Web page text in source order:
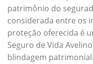
patrimônio do
considerada entre os
proteção oferecida é
Seguro de Vida
blindagem